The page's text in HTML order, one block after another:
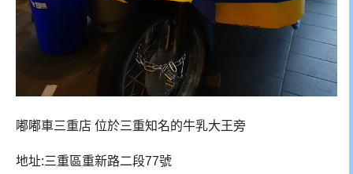
嘟嘟車三重店 位於三重知名的牛乳大王旁
地址:三重區重新路二段77號